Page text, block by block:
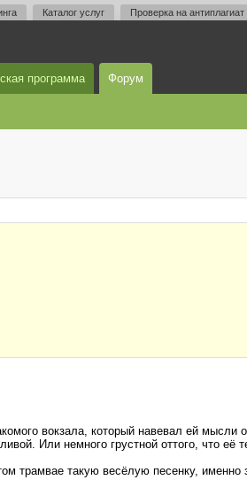
Каталог услуг Проверка на антиплагиат
программа Форум
вокзала, который навевал ей
Или немного грустной оттого, что
трамвае такую весёлую песенку,